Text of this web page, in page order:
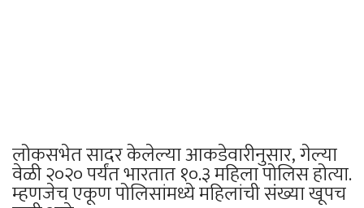
लोकसभेत सादर केलेल्या आकडेवारीनुसार, गेल्या
वेळी २०२० पर्यंत भारतात १०.३ महिला पोलिस होत्या.
म्हणजेच एकूण पोलिसांमध्ये महिलांची संख्या खूपच